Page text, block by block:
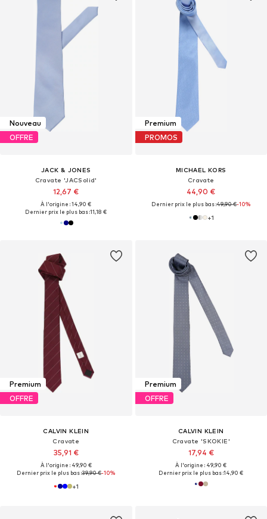
Nouveau
OFFRE
JACK & JONES
Cravate 'JACSolid'
12,67 €
À l'origine : 14,90 €
Dernier prix le plus bas :11,18 €
Premium
PROMOS
MICHAEL KORS
Cravate
44,90 €
Dernier prix le plus bas :49,90 €-10%
+1
Premium
OFFRE
CALVIN KLEIN
Cravate
35,91 €
À l'origine : 49,90 €
Dernier prix le plus bas :39,90 €-10%
+1
Premium
OFFRE
CALVIN KLEIN
Cravate 'SKOKIE'
17,94 €
À l'origine : 49,90 €
Dernier prix le plus bas :14,90 €